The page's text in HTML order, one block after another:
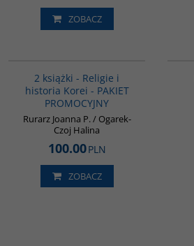
ZOBACZ
2 książki - Religie i
historia Korei - PAKIET
PROMOCYJNY
Rurarz Joanna P. / Ogarek-
Czoj Halina
100.00PLN
ZOBACZ